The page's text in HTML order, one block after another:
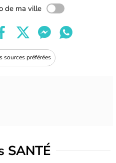
de ma ville
sources préférées
SANTÉ